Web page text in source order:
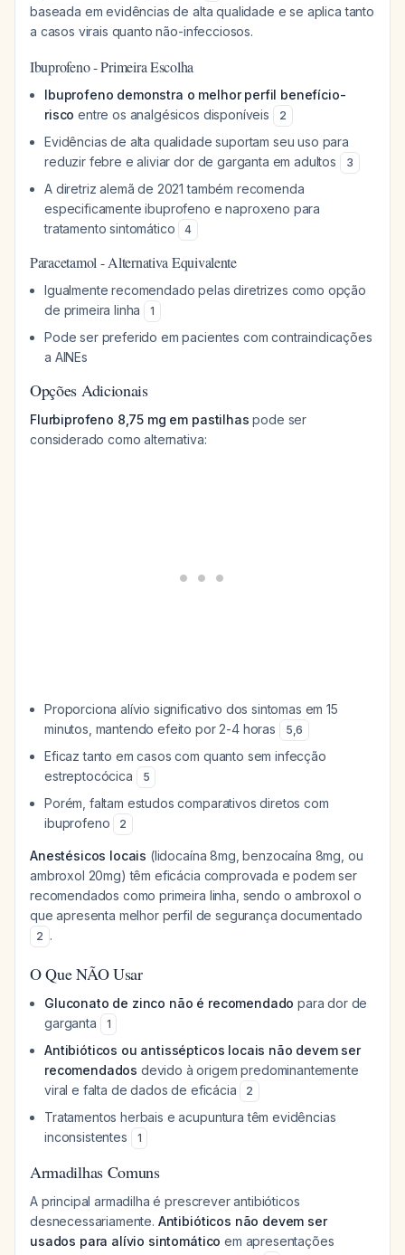
baseada em evidências de alta qualidade e se aplica tanto
a casos virais quanto não-infecciosos.
Ibuprofeno - Primeira Escolha
Ibuprofeno demonstra o melhor perfil benefício-
risco entre os analgésicos disponíveis 2
Evidências de alta qualidade suportam seu uso para
reduzir febre e aliviar dor de garganta em adultos
3
A diretriz alemã de 2021 também recomenda
especificamente ibuprofeno e naproxeno para
tratamento sintomático
4
Paracetamol - Alternativa Equivalente
Igualmente recomendado pelas diretrizes como opção
de primeira linha
1
Pode ser preferido em pacientes com contraindicações
a AINEs
Opções Adicionais
Flurbiprofeno 8,75 mg em pastilhas pode ser
considerado como alternativa:
Proporciona alívio significativo dos sintomas em 15
minutos, mantendo efeito por 2-4 horas
5,6
Eficaz tanto em casos com quanto sem infecção
estreptocócica
5
Porém, faltam estudos comparativos diretos com
ibuprofeno
2
Anestésicos locais (lidocaína 8mg, benzocaína 8mg, ou
ambroxol 20mg) têm eficácia comprovada e podem ser
recomendados como primeira linha, sendo o ambroxol o
que apresenta melhor perfil de segurança documentado
2 .
O Que NÃO Usar
Gluconato de zinco não é recomendado para dor de
garganta
1
Antibióticos ou antissépticos locais não devem ser
recomendados devido à origem predominantemente
viral e falta de dados de eficácia
2
Tratamentos herbais e acupuntura têm evidências
inconsistentes
1
Armadilhas Comuns
A principal armadilha é prescrever antibióticos
desnecessariamente. Antibióticos não devem ser
usados para alívio sintomático em apresentações